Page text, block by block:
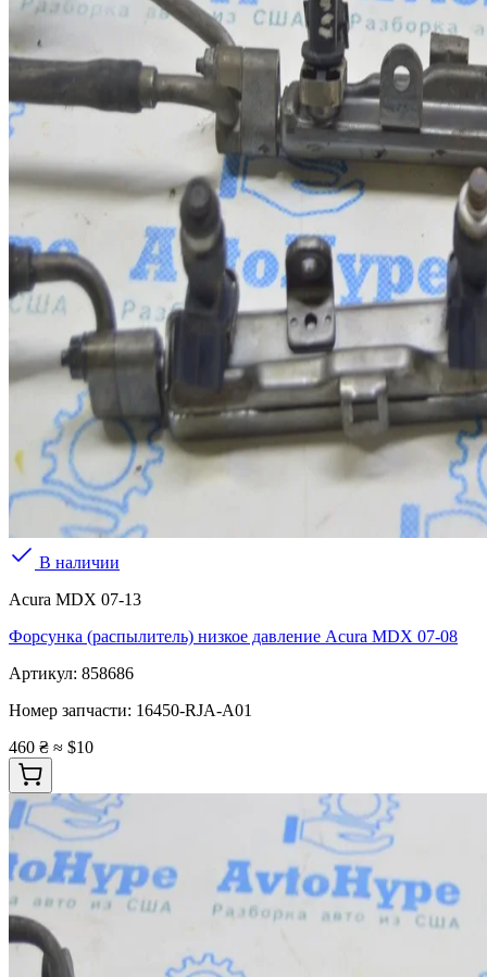
В наличии
Acura MDX 07-13
Форсунка (распылитель) низкое давление Acura MDX 07-08
Артикул: 858686
Номер запчасти: 16450-RJA-A01
460 ₴ ≈ $10